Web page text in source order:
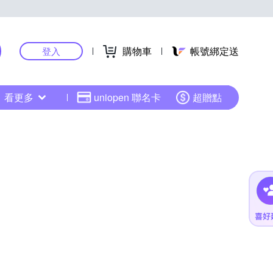
登入 購物車 帳號綁定送
看更多 uniopen 聯名卡 超贈點